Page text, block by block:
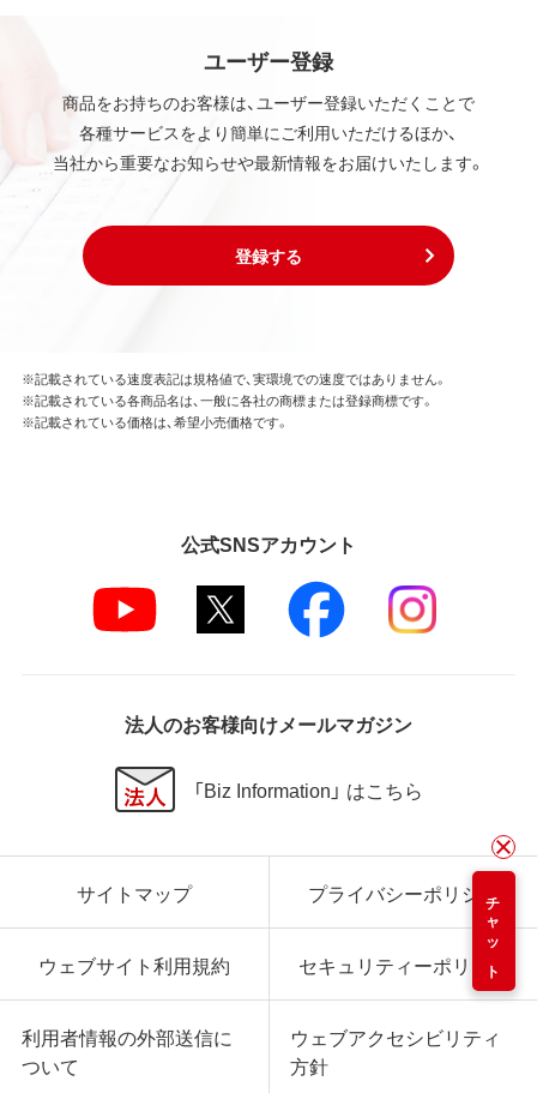
ユーザー登録
商品をお持ちのお客様は、ユーザー登録いただくことで
各種サービスをより簡単にご利用いただけるほか、
当社から重要なお知らせや最新情報をお届けいたします。
登録する
チャット
※記載されている速度表記は規格値で、実環境での速度ではありません。
※記載されている各商品名は、一般に各社の商標または登録商標です。
※記載されている価格は、希望小売価格です。
公式SNSアカウント
法人のお客様向けメールマガジン
「Biz Information」 はこちら
サイトマップ プライバシーポリシー
ウェブサイト利用規約 セキュリティーポリシー
利用者情報の外部送信に
ついて
ウェブアクセシビリティ
方針